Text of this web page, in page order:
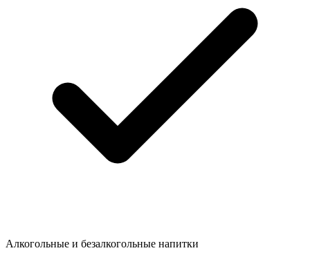
Алкогольные и безалкогольные напитки